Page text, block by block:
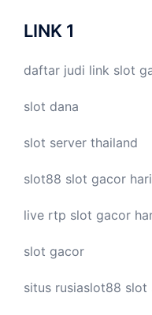
LINK 1
daftar judi link slot
slot dana
slot server thailand
slot88 slot gacor
live rtp slot gacor
slot gacor
situs rusiaslot88 slot